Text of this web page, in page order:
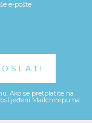
e-pošte
Ako se pretplatite na
Mailchimpu na